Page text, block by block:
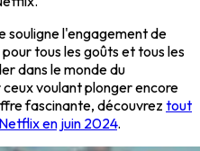
souligne l'engagement de
tous les goûts et tous les
dans le monde du
voulant plonger encore
fascinante, découvrez tout
en juin 2024.